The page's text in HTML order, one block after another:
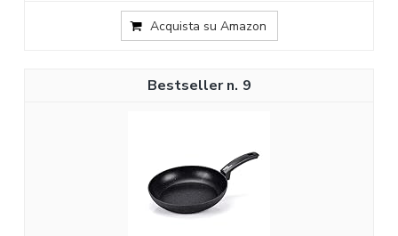
Acquista su Amazon
9